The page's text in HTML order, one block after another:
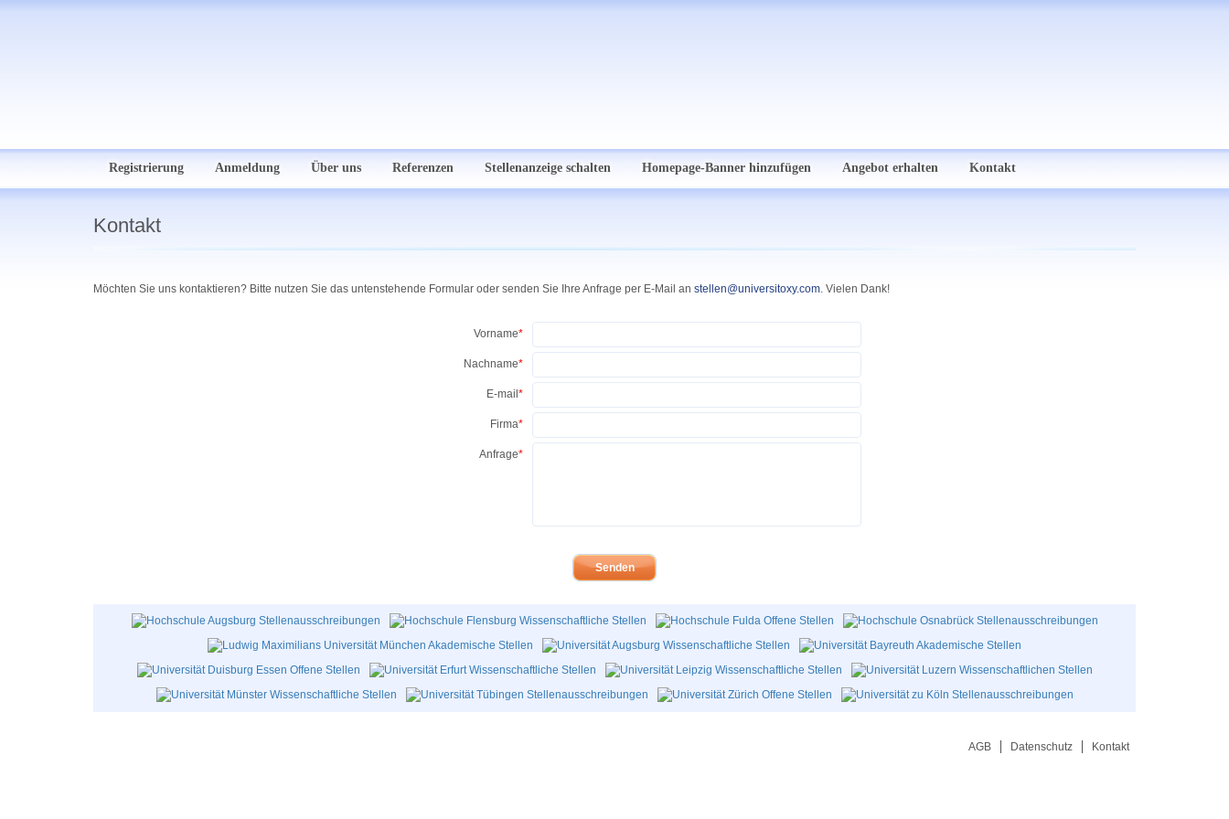
Registrierung Anmeldung Über uns Referenzen Stellenanzeige schalten Homepage-Banner hinzufügen Angebot erhalten Kontakt
Kontakt
Möchten Sie uns kontaktieren? Bitte nutzen Sie das untenstehende Formular oder senden Sie Ihre Anfrage per E-Mail an stellen@universitoxy.com. Vielen Dank!
Vorname*
Nachname*
E-mail *
Firma*
Anfrage*
AGB Datenschutz Kontakt